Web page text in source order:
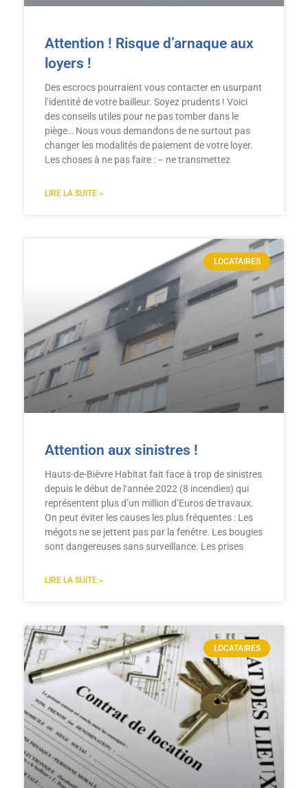
Attention ! Risque d’arnaque aux
loyers !
Des escrocs pourraient vous contacter en usurpant
l’identité de votre bailleur. Soyez prudents ! Voici
des conseils utiles pour ne pas tomber dans le
piège… Nous vous demandons de ne surtout pas
changer les modalités de paiement de votre loyer.
Les choses à ne pas faire : – ne transmettez
LIRE LA SUITE »
LOCATAIRES
Attention aux sinistres !
Hauts-de-Bièvre Habitat fait face à trop de sinistres
depuis le début de l‘année 2022 (8 incendies) qui
représentent plus d’un million d’Euros de travaux.
On peut éviter les causes les plus fréquentes : Les
mégots ne se jettent pas par la fenêtre. Les bougies
sont dangereuses sans surveillance. Les prises
LIRE LA SUITE »
LOCATAIRES